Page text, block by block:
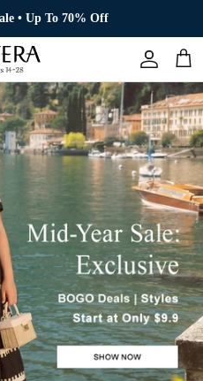
• Up To 70% Off
Konto